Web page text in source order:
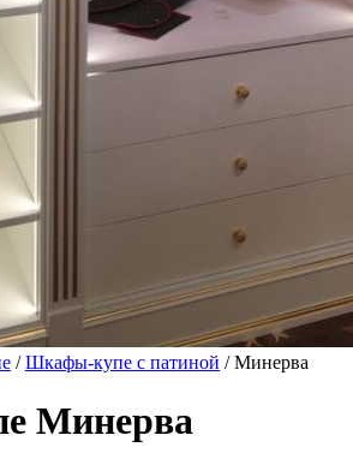
/Шкафы-купе с патиной / Минерва
Минерва